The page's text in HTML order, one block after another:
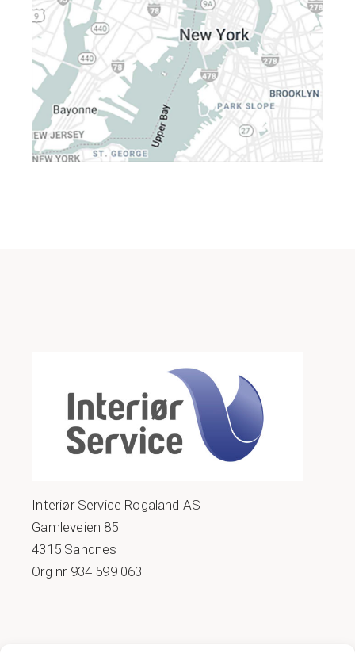
Interiør Service Rogaland AS
Gamleveien 85
4315 Sandnes
Org nr 934 599 063